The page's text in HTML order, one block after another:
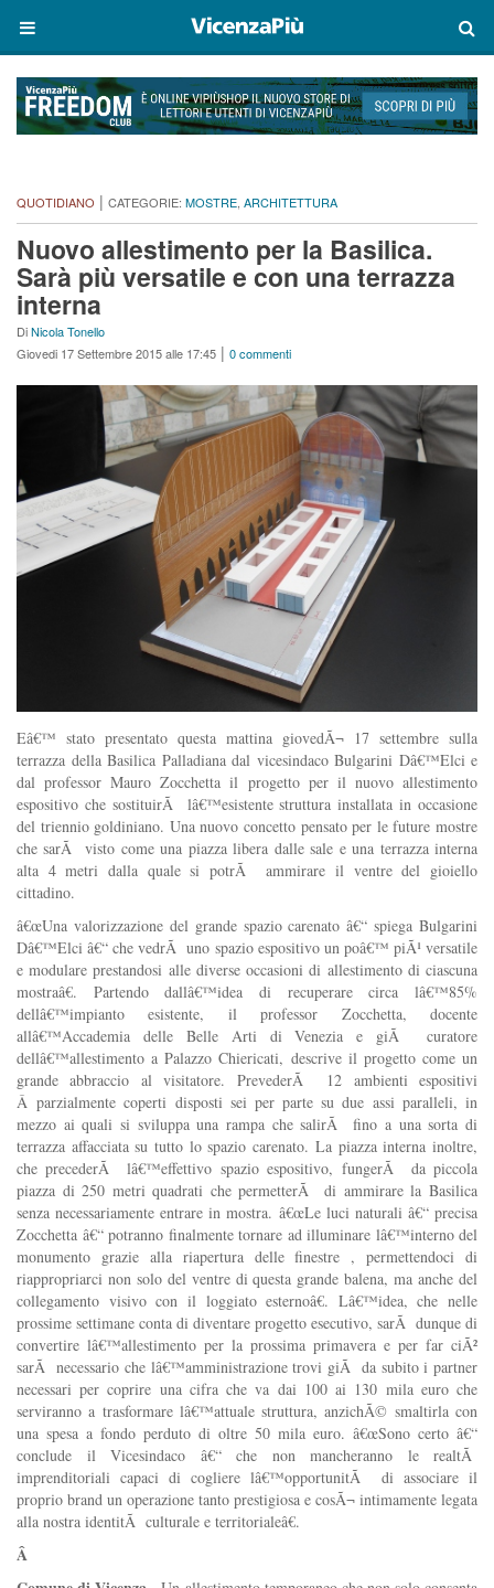
QUOTIDIANO | CATEGORIE: MOSTRE, ARCHITETTURA
Nuovo allestimento per la Basilica.
Sarà più versatile e con una terrazza
interna
DiNicola Tonello
Giovedi 17 Settembre 2015 alle 17:45 | 0 commenti
Eâ€™ stato presentato questa mattina giovedÃ¬ 17 settembre sulla
terrazza della Basilica Palladiana dal vicesindaco Bulgarini Dâ€™Elci e
dal professor Mauro Zocchetta il progetto per il nuovo allestimento
espositivo che sostituirÃ lâ€™esistente struttura installata in occasione
del triennio goldiniano. Una nuovo concetto pensato per le future mostre
che sarÃ visto come una piazza libera dalle sale e una terrazza interna
alta 4 metri dalla quale si potrÃ ammirare il ventre del gioiello
cittadino.
â€œUna valorizzazione del grande spazio carenato â€“ spiega Bulgarini
Dâ€™Elci â€“ che vedrÃ uno spazio espositivo un poâ€™ piÃ¹ versatile
e modulare prestandosi alle diverse occasioni di allestimento di ciascuna
mostraâ€. Partendo dallâ€™idea di recuperare circa lâ€™85%
dellâ€™impianto esistente, il professor Zocchetta, docente
allâ€™Accademia delle Belle Arti di Venezia e giÃ curatore
dellâ€™allestimento a Palazzo Chiericati, descrive il progetto come un
grande abbraccio al visitatore. PrevederÃ 12 ambienti espositivi
Â parzialmente coperti disposti sei per parte su due assi paralleli, in
mezzo ai quali si sviluppa una rampa che salirÃ fino a una sorta di
terrazza affacciata su tutto lo spazio carenato. La piazza interna inoltre,
che precederÃ lâ€™effettivo spazio espositivo, fungerÃ da piccola
piazza di 250 metri quadrati che permetterÃ di ammirare la Basilica
senza necessariamente entrare in mostra. â€œLe luci naturali â€“ precisa
Zocchetta â€“ potranno finalmente tornare ad illuminare lâ€™interno del
monumento grazie alla riapertura delle finestre , permettendoci di
riappropriarci non solo del ventre di questa grande balena, ma anche del
collegamento visivo con il loggiato esternoâ€. Lâ€™idea, che nelle
prossime settimane conta di diventare progetto esecutivo, sarÃ dunque di
convertire lâ€™allestimento per la prossima primavera e per far ciÃ²
sarÃ necessario che lâ€™amministrazione trovi giÃ da subito i partner
necessari per coprire una cifra che va dai 100 ai 130 mila euro che
serviranno a trasformare lâ€™attuale struttura, anzichÃ© smaltirla con
una spesa a fondo perduto di oltre 50 mila euro. â€œSono certo â€“
conclude il Vicesindaco â€“ che non mancheranno le realtÃ
imprenditoriali capaci di cogliere lâ€™opportunitÃ di associare il
proprio brand un operazione tanto prestigiosa e cosÃ¬ intimamente legata
alla nostra identitÃ culturale e territorialeâ€.
Â